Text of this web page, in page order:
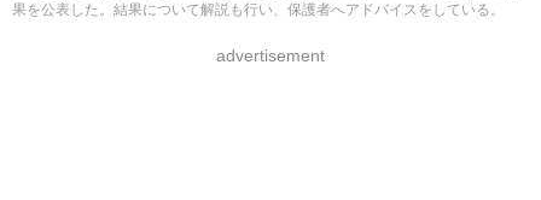
果を公表した。結果について解説も行い、保護者へアドバイスをしている。
advertisement